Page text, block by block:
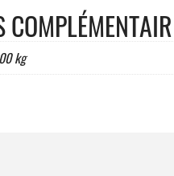
kg